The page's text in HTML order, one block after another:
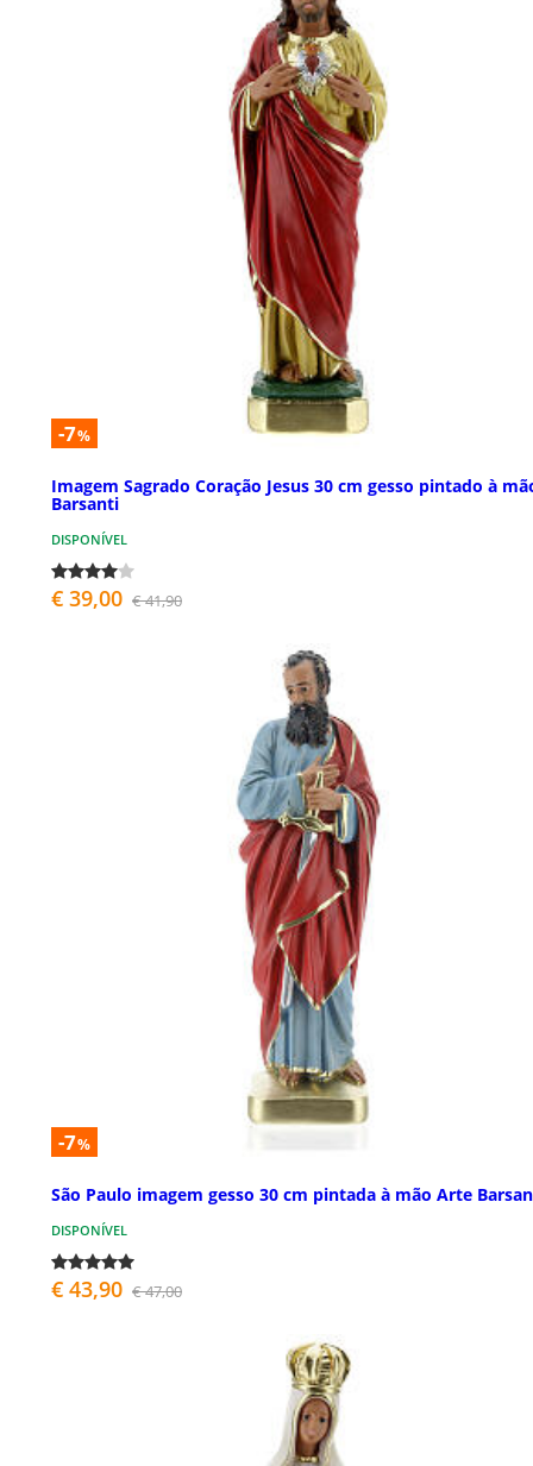
-7%
Imagem Sagrado Coração Jesus 30 cm gesso pintado à
Barsanti
DISPONÍVEL
€ 39,00 € 41,90
-7%
São Paulo imagem gesso 30 cm pintada à mão Arte
DISPONÍVEL
€ 43,90 € 47,00